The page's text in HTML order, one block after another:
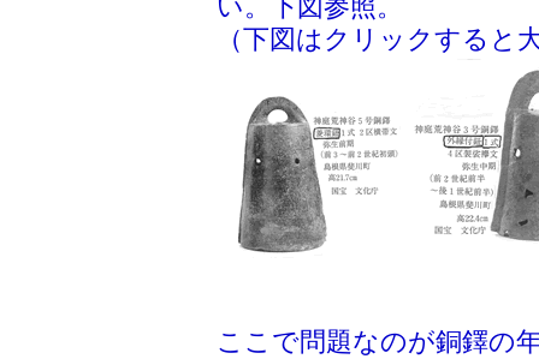
い。下図参照。
（下図はクリックすると
ここで問題なのが銅鐸の